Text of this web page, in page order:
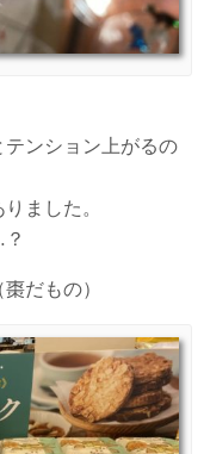
ンション上がるの
ました。
だもの）